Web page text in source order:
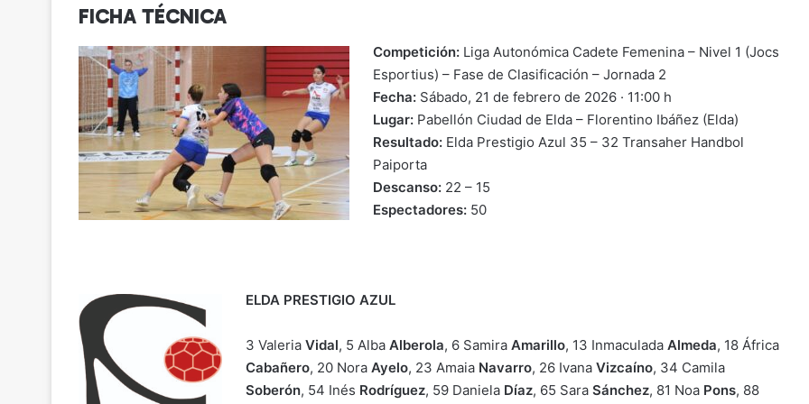
FICHA TÉCNICA
Competición: Liga Autonómica Cadete Femenina – Nivel 1 (Jocs
Esportius) – Fase de Clasificación – Jornada 2
Fecha: Sábado, 21 de febrero de 2026 · 11:00 h
Lugar: Pabellón Ciudad de Elda – Florentino Ibáñez (Elda)
Resultado: Elda Prestigio Azul 35 – 32 Transaher Handbol
Paiporta
Descanso: 22 – 15
Espectadores: 50
ELDA PRESTIGIO AZUL
3 ValeriaVidal, 5 AlbaAlberola, 6 SamiraAmarillo, 13 InmaculadaAlmeda, 18 África
Cabañero, 20 NoraAyelo, 23 Amaia Navarro, 26 IvanaVizcaíno, 34 Camila
Soberón, 54 Inés Rodríguez, 59 Daniela Díaz, 65 SaraSánchez, 81 Noa Pons, 88